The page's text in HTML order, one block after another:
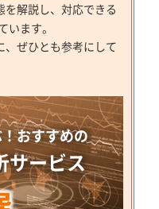
解説し、対応できる
います。
、ぜひとも参考にして
おすすめの
サービス